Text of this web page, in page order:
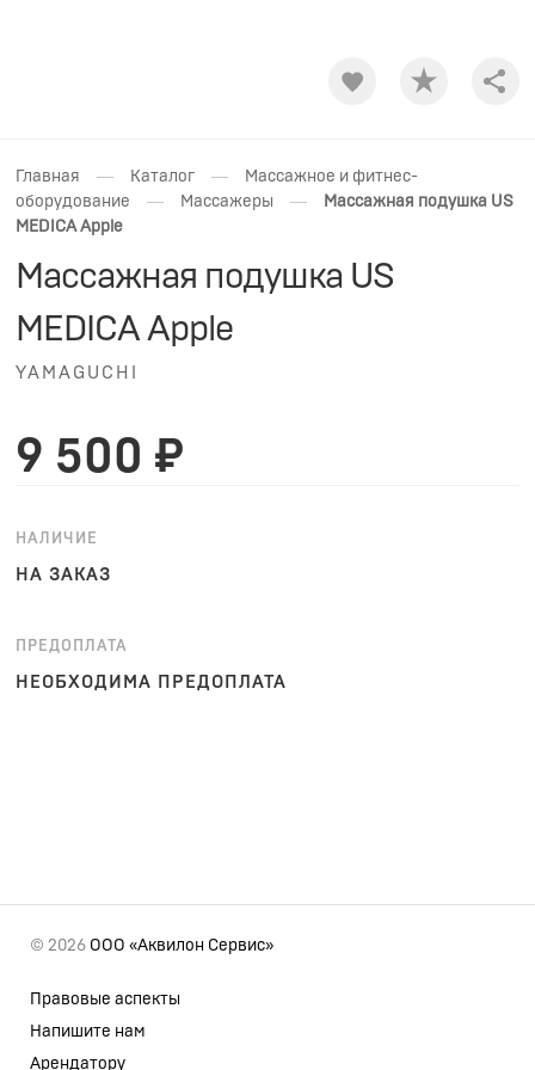
Главная — Каталог —
Массажное и фитнес-
оборудование
— Массажеры —
Массажная подушка US
MEDICA Apple
Массажная подушка US
MEDICA Apple
YAMAGUCHI
9 500 ₽
НАЛИЧИЕ
НА ЗАКАЗ
ПРЕДОПЛАТА
НЕОБХОДИМА ПРЕДОПЛАТА
© 2026 ООО «Аквилон Сервис»
Правовые аспекты
Напишите нам
Арендатору